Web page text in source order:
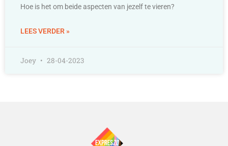
Hoe is het om beide aspecten van jezelf te vieren?
LEES VERDER »
Joey 28-04-2023